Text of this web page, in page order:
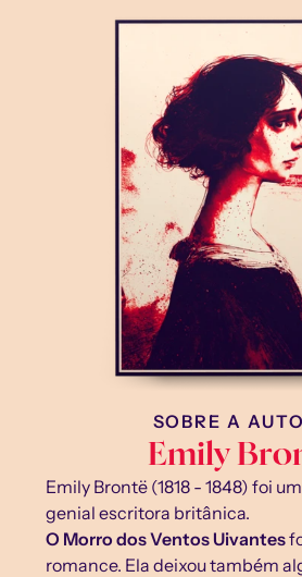
SOBRE A
Emily
Emily Brontë (1818 - 1848) foi
genial escritora britânica.
O Morro dos Ventos Uivantes
romance. Ela deixou também